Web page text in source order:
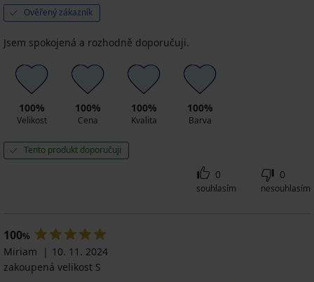
Ověřený zákazník
Jsem spokojená a rozhodně doporučuji.
100%
Velikost
100%
Cena
100%
Kvalita
100%
Barva
Tento produkt doporučuji
0
souhlasím
0
nesouhlasím
100%
Miriam
10. 11. 2024
zakoupená velikost S